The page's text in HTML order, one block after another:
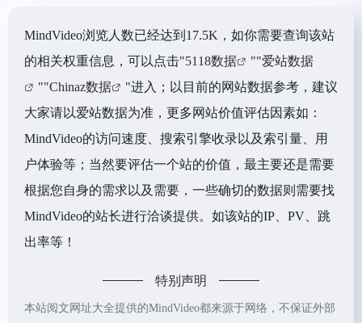
MindVideo浏览人数已经达到17.5K，如你需要查询该站
的相关权重信息，可以点击"5118数据 ""爱站数据
""Chinaz数据
"进入；以目前的网站数据参考，建议
大家请以爱站数据为准，更多网站价值评估因素如：
MindVideo的访问速度、搜索引擎收录以及索引量、用
户体验等；当然要评估一个站的价值，最主要还是需要
根据您自身的需求以及需要，一些确切的数据则需要找
MindVideo的站长进行洽谈提供。如该站的IP、PV、跳
出率等！
特别声明
本站阅文网址大全提供的MindVideo都来源于网络，不保证外部